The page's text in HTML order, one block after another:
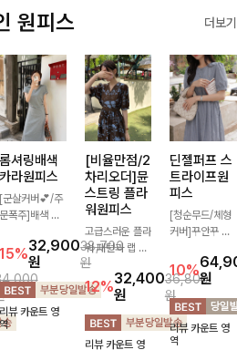
원피스 더보기
롬셔링배색
카라원피스
[군살커버💕/주
문폭주]배색 카
패턴으로 캐주얼
한 무드를 더한
롱 원피스 🖤 셔
링 디테일과 쫀
쫀한 스판 소재
로 편안하면서도
15%32,900
원
38,700
원
리뷰 카운트 영
역
[비율만점/2
차리오더]뮨
스트링 플라
워원피스
고급스러운 플라
워 패턴과 랩 디
자인으로 여성스
러우면서 세련된
분위기를 더해주
며 스트링이 내
장되어있어 슬림
하게 핏을 조절
12%32,400
원
36,800
원
리뷰 카운트 영
딘젤퍼프 스
트라이프원
피스
[청순무드/체형
커버]꾸안꾸 무
볍고 산뜻한 착
용감으로 여름
내내 손이 자주
가는 원피스예
요- 은은한 스트
라이프 패턴과
10%원
리뷰 카운트 영
역